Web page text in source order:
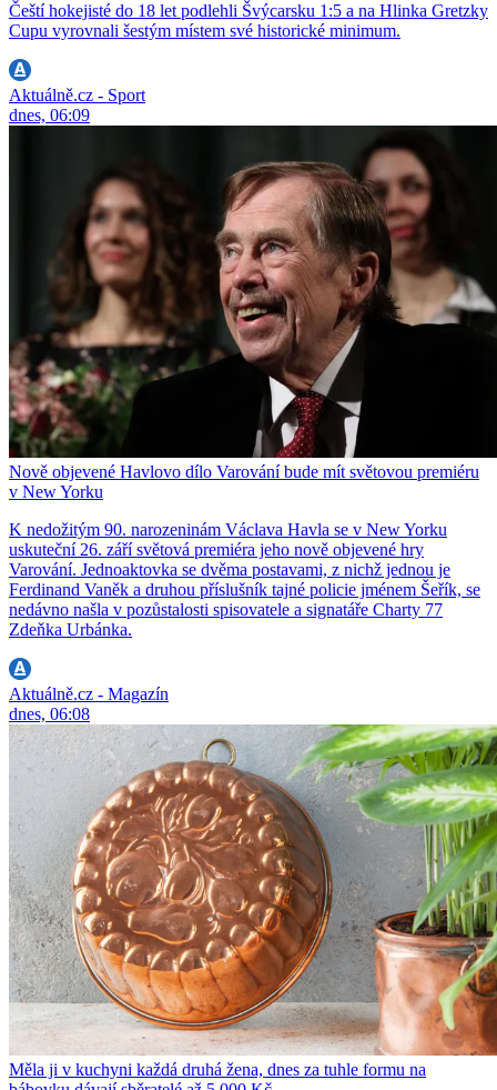
Čeští hokejisté do 18 let podlehli Švýcarsku 1:5 a na Hlinka Gretzky
Cupu vyrovnali šestým místem své historické minimum.
Aktuálně.cz - Sport
dnes, 06:09
Nově objevené Havlovo dílo Varování bude mít světovou premiéru
v New Yorku
K nedožitým 90. narozeninám Václava Havla se v New Yorku
uskuteční 26. září světová premiéra jeho nově objevené hry
Varování. Jednoaktovka se dvěma postavami, z nichž jednou je
Ferdinand Vaněk a druhou příslušník tajné policie jménem Šeřík, se
nedávno našla v pozůstalosti spisovatele a signatáře Charty 77
Zdeňka Urbánka.
Aktuálně.cz - Magazín
dnes, 06:08
Měla ji v kuchyni každá druhá žena, dnes za tuhle formu na